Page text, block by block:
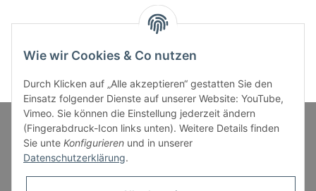
Informationen
Wie wir Cookies & Co nutzen
Durch Klicken auf „Alle akzeptieren“ gestatten Sie den
Einsatz folgender Dienste auf unserer Website: YouTube,
Vimeo. Sie können die Einstellung jederzeit ändern
(Fingerabdruck-Icon links unten). Weitere Details finden
Sie unte Konfigurieren und in unserer
Datenschutzerklärung.